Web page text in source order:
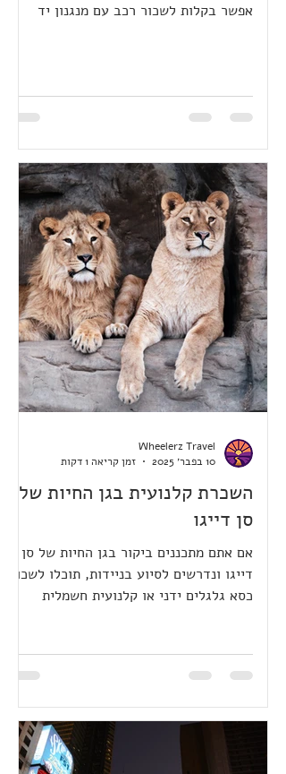
אפשר בקלות לשכור רכב עם מנגנון יד
כ"כ. מתניידת בכיסא רגיל (לא ממונע)
ונסעתי לבד ל-12 יום בערך. בחרתי מקומות
גוגל-מאפס. יש שם סימון של פארקים
ושבילי ונקודות תצפית וכשלוחצים עליהן,
זה מראה סימון אם נגיש או לא לכיסא.
פשוט הסתכלתי לאן אני נוסעת ומה יש
באזור שאני יכולה ל
השכרת קלנועית בגן החיות של
סן דייגו
אם אתם מתכננים ביקור בגן החיות של סן
דייגו ונדרשים לסיוע בניידות, תוכלו לשכור
כסא גלגלים ידני או קלנועית חשמלית
זוכה. להלן השלבים להבטחת חוויית השכרה
חלקה:
Wheelerz Travel
10 בפבר׳ 2025
זמן קריאה 1 דקות